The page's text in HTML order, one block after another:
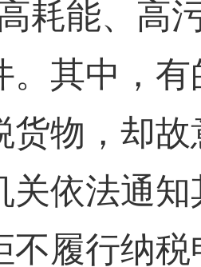
耗能、高
。其中，
货物，却
关依法通
不履行纳